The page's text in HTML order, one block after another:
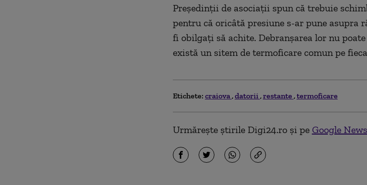
Preşedinţii de asociaţii spun că trebuie
pentru că oricâtă presiune s-ar pune asupra
fi obilgaţi să achite. Debranşarea lor nu
există un sitem de termoficare comun pe
Etichete: craiova datorii restante termoficare
Urmărește știrile Digi24.ro și pe Google News